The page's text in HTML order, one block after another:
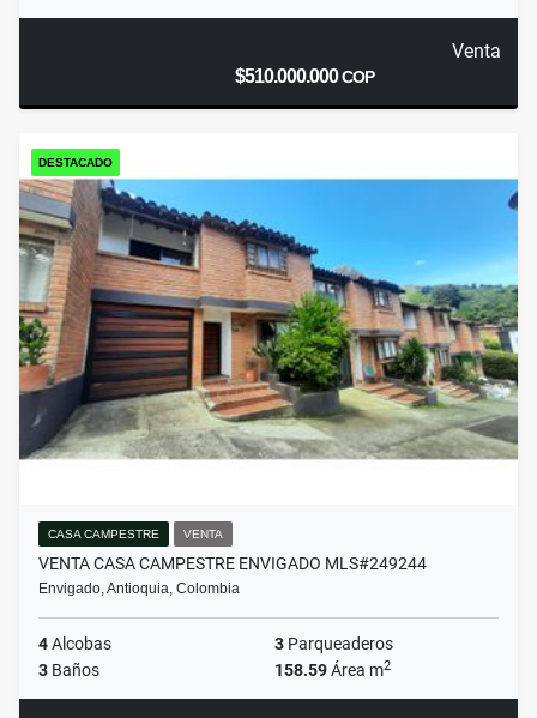
Venta
$510.000.000COP
DESTACADO
CASA CAMPESTRE VENTA
VENTA CASA CAMPESTRE ENVIGADO MLS#249244
Envigado, Antioquia, Colombia
4Alcobas 3 Parqueaderos
3 Baños 158.59Área m2